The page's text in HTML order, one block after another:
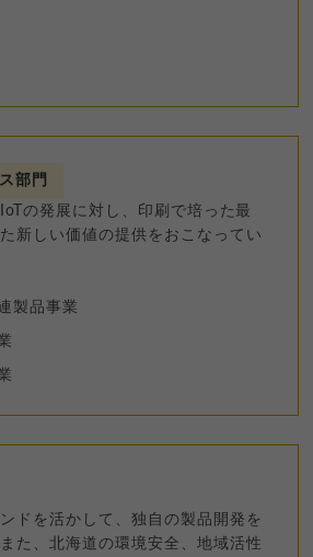
部門
の発展に対し、印刷で培った最
新しい価値の提供をおこなってい
製品事業
ドを活かして、独自の製品開発を
た、北海道の環境安全、地域活性